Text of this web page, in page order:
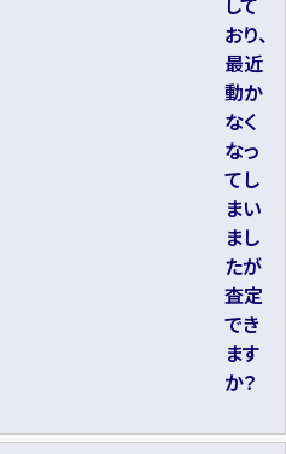
おり、
最近
動か
なく
なっ
てし
まい
まし
たが
査定
でき
ます
か？